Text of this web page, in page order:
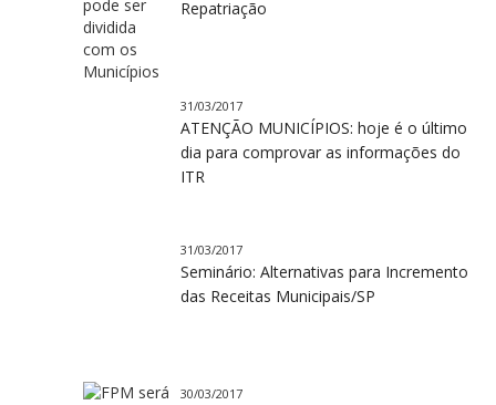
Repatriação
31/03/2017
ATENÇÃO MUNICÍPIOS: hoje é o último
dia para comprovar as informações do
ITR
31/03/2017
Seminário: Alternativas para Incremento
das Receitas Municipais/SP
30/03/2017